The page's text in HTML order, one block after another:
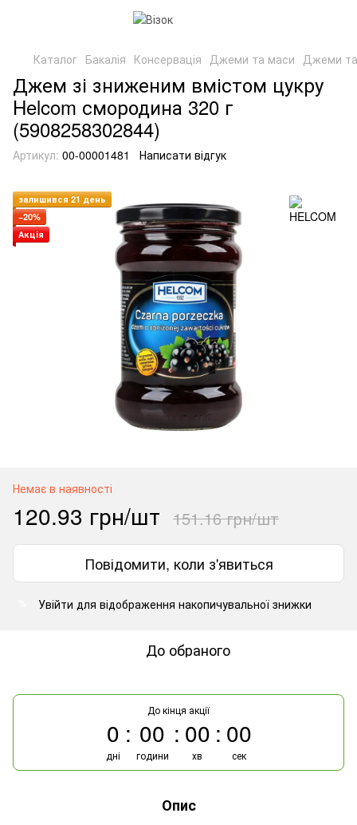
Каталог Бакалія Консервація Джеми та маси Джеми
Джем зі зниженим вмістом цукру
Helcom смородина 320 г
(5908258302844)
Артикул: 00-00001481 Написати відгук
залишився 21 день
−20%
Акція
Немає в наявності
120.93 грн/шт 151.16 грн/шт
Повідомити, коли з'явиться
Увійти для відображення накопичувальної знижки
До обраного
До кінця акції
0
дні
00
години
00
хв
00
сек
Опис